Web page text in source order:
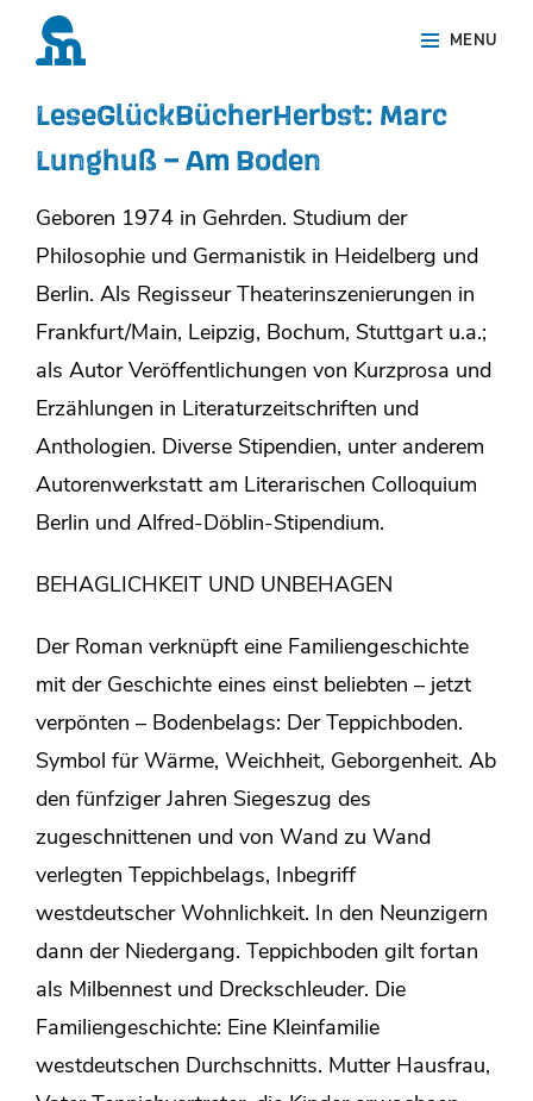
MENU
Overlay
LeseGlückBücherHerbst: Marc
Lunghuß – Am Boden
Geboren 1974 in Gehrden. Studium der
Philosophie und Germanistik in Heidelberg und
Berlin. Als Regisseur Theaterinszenierungen in
Frankfurt/Main, Leipzig, Bochum, Stuttgart u.a.;
als Autor Veröffentlichungen von Kurzprosa und
Erzählungen in Literaturzeitschriften und
Anthologien. Diverse Stipendien, unter anderem
Autorenwerkstatt am Literarischen Colloquium
Berlin und Alfred-Döblin-Stipendium.
BEHAGLICHKEIT UND UNBEHAGEN
Der Roman verknüpft eine Familiengeschichte
mit der Geschichte eines einst beliebten – jetzt
verpönten – Bodenbelags: Der Teppichboden.
Symbol für Wärme, Weichheit, Geborgenheit. Ab
den fünfziger Jahren Siegeszug des
zugeschnittenen und von Wand zu Wand
verlegten Teppichbelags, Inbegriff
westdeutscher Wohnlichkeit. In den Neunzigern
dann der Niedergang. Teppichboden gilt fortan
als Milbennest und Dreckschleuder. Die
Familiengeschichte: Eine Kleinfamilie
westdeutschen Durchschnitts. Mutter Hausfrau,